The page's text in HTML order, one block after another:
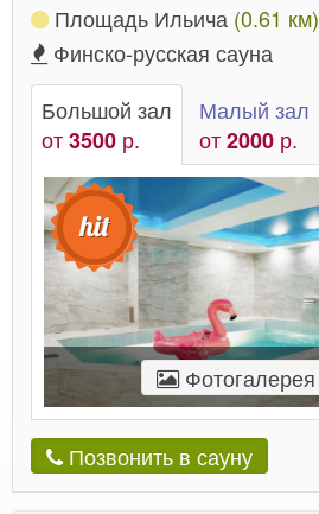
Площадь Ильича (0.61 км)
Финско-русская сауна
Большой зал
от3500 р.
Малый зал
от2000 р.
Фотогалерея
Позвонить в сауну